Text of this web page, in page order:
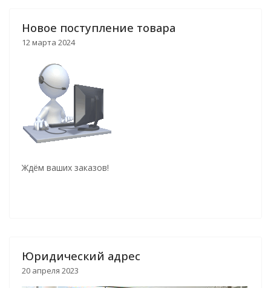
Новое поступление товара
12 марта 2024
Ждём ваших заказов!
Юридический адрес
20 апреля 2023